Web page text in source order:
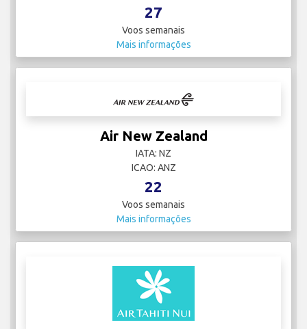
27
Voos semanais
Mais informações
Air New Zealand
IATA: NZ
ICAO: ANZ
22
Voos semanais
Mais informações